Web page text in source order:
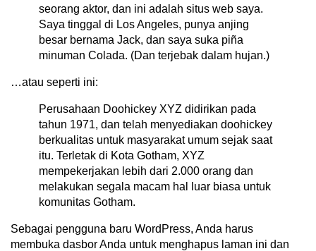
seorang aktor, dan ini adalah situs web saya.
Saya tinggal di Los Angeles, punya anjing
besar bernama Jack, dan saya suka piña
minuman Colada. (Dan terjebak dalam hujan.)
…atau seperti ini:
Perusahaan Doohickey XYZ didirikan pada
tahun 1971, dan telah menyediakan doohickey
berkualitas untuk masyarakat umum sejak saat
itu. Terletak di Kota Gotham, XYZ
mempekerjakan lebih dari 2.000 orang dan
melakukan segala macam hal luar biasa untuk
komunitas Gotham.
Sebagai pengguna baru WordPress, Anda harus
membuka dasbor Anda untuk menghapus laman ini dan